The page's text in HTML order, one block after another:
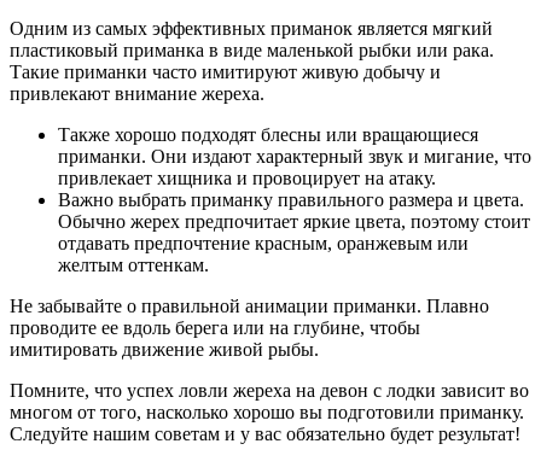
Одним из самых эффективных приманок является мягкий
пластиковый приманка в виде маленькой рыбки или рака.
Такие приманки часто имитируют живую добычу и
привлекают внимание жереха.
Также хорошо подходят блесны или вращающиеся
приманки. Они издают характерный звук и мигание, что
привлекает хищника и провоцирует на атаку.
Важно выбрать приманку правильного размера и цвета.
Обычно жерех предпочитает яркие цвета, поэтому стоит
отдавать предпочтение красным, оранжевым или
желтым оттенкам.
Не забывайте о правильной анимации приманки. Плавно
проводите ее вдоль берега или на глубине, чтобы
имитировать движение живой рыбы.
Помните, что успех ловли жереха на девон с лодки зависит во
многом от того, насколько хорошо вы подготовили приманку.
Следуйте нашим советам и у вас обязательно будет результат!